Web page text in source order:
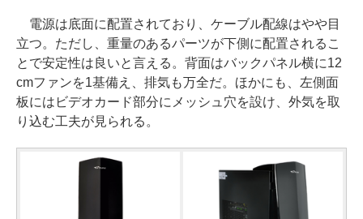
電源は底面に配置されており、ケーブル配線はやや目
立つ。ただし、重量のあるパーツが下側に配置されるこ
とで安定性は良いと言える。背面はバックパネル横に12
cmファンを1基備え、排気も万全だ。ほかにも、左側面
板にはビデオカード部分にメッシュ穴を設け、外気を取
り込む工夫が見られる。